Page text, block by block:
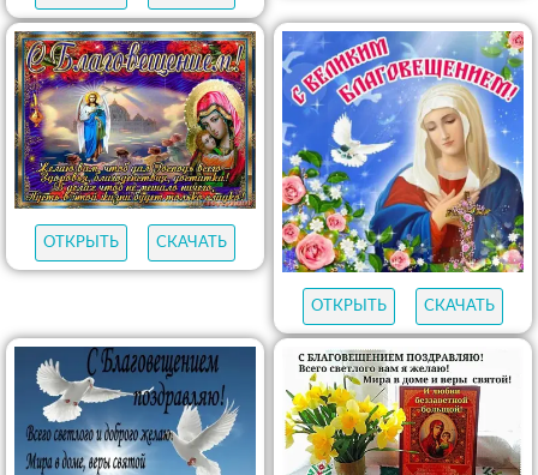
ОТКРЫТЬ СКАЧАТЬ
ОТКРЫТЬ СКАЧАТЬ